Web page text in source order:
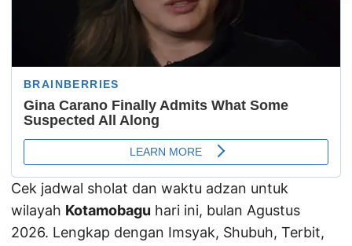
Cek jadwal sholat dan waktu adzan untuk
wilayah Kotamobagu hari ini, bulan Agustus
2026. Lengkap dengan Imsyak, Shubuh, Terbit,